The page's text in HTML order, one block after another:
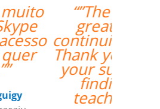
lesson went
We will be
the lessons.
so much for
and for
the best
for me. ””